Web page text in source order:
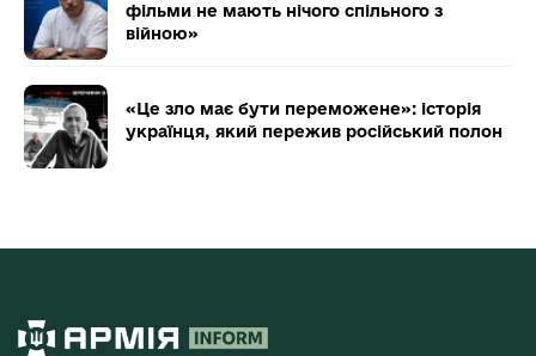
фільми не мають нічого спільного з
війною»
«Це зло має бути переможене»: історія
українця, який пережив російський полон